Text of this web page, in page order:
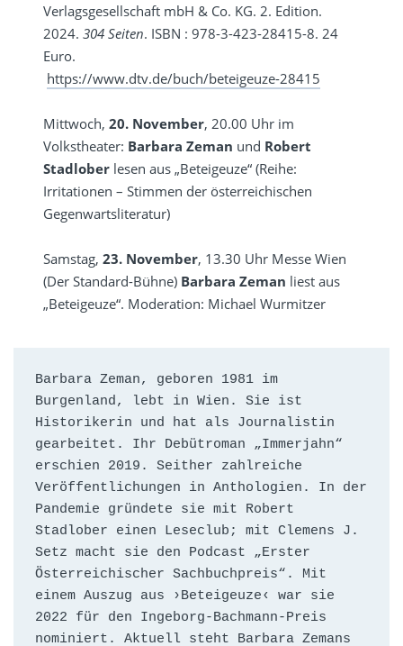
Verlagsgesellschaft mbH & Co. KG. 2. Edition.
2024. 304 Seiten. ISBN : 978-3-423-28415-8. 24
Euro.
https://www.dtv.de/buch/beteigeuze-28415
Mittwoch,20. November, 20.00 Uhr im
Volkstheater: Barbara Zeman und Robert
Stadlober lesen aus „Beteigeuze“ (Reihe:
Irritationen – Stimmen der österreichischen
Gegenwartsliteratur)
Samstag,23. November, 13.30 Uhr Messe Wien
(Der Standard-Bühne) Barbara Zeman liest aus
„Beteigeuze“. Moderation: Michael Wurmitzer
Barbara Zeman, geboren 1981 im
Burgenland, lebt in Wien. Sie ist
Historikerin und hat als Journalistin
gearbeitet. Ihr Debütroman „Immerjahn“
erschien 2019. Seither zahlreiche
Veröffentlichungen in Anthologien. In der
Pandemie gründete sie mit Robert
Stadlober einen Leseclub; mit Clemens J.
Setz macht sie den Podcast „Erster
Österreichischer Sachbuchpreis“. Mit
einem Auszug aus ›Beteigeuze‹ war sie
2022 für den Ingeborg-Bachmann-Preis
nominiert. Aktuell steht Barbara Zemans